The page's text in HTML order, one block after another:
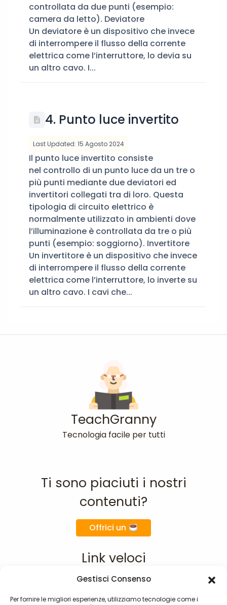
Gestisci Consenso
Per fornire le migliori esperienze, utilizziamo tecnologie come i
controllata da due punti (esempio:
camera da letto). Deviatore
Un deviatore è un dispositivo che invece
di interrompere il flusso della corrente
elettrica come l’interruttore, lo devia su
un altro cavo. I...
4. Punto luce invertito
Last Updated: 15 Agosto 2024
Il punto luce invertito consiste
nel controllo di un punto luce da un tre o
più punti mediante due deviatori ed
invertitori collegati tra di loro. Questa
tipologia di circuito elettrico è
normalmente utilizzato in ambienti dove
l’illuminazione è controllata da tre o più
punti (esempio: soggiorno). Invertitore
Un invertitore è un dispositivo che invece
di interrompere il flusso della corrente
elettrica come l’interruttore, lo inverte su
un altro cavo. I cavi che...
TeachGranny
Tecnologia facile per tutti
Link veloci
Home
Chi siamo
Ti sono piaciuti i nostri
contenuti?
Offrici un